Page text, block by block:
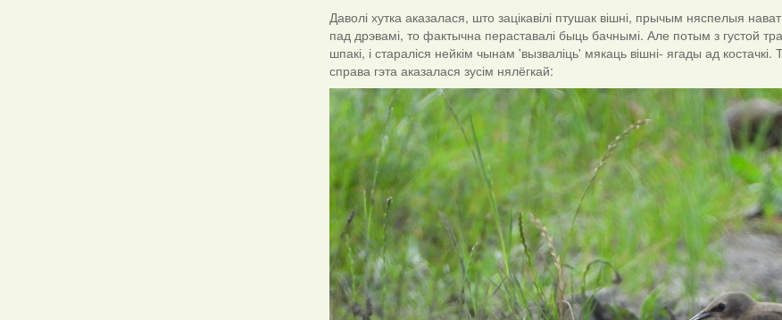
Даволі хутка аказалася, што зацікавілі птушак вішні, прычым няспелыя
пад дрэвамі, то фактычна пераставалі быць бачнымі. Але потым з густой
шпакі, і стараліся нейкім чынам 'вызваліць' мякаць вішні- ягады ад
справа гэта аказалася зусім нялёгкай: